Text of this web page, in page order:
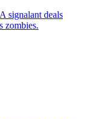
signalant deals
zombies.